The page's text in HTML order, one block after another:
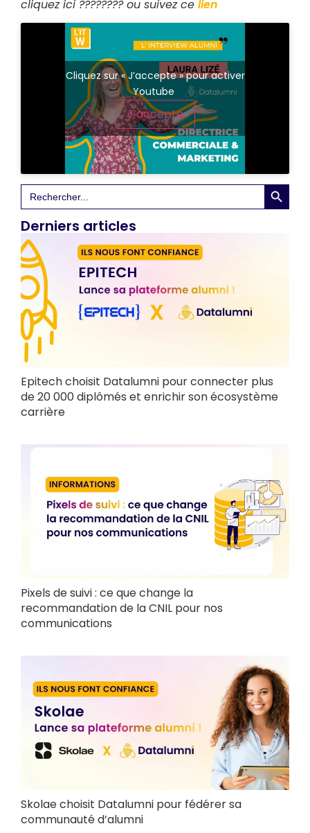
cliquez ici ???????? ou suivez ce lien
Cliquez sur « J’accepte » pour activer
Youtube
J’accepte
Search
for:
Search
Derniers articles
Epitech choisit Datalumni pour connecter plus
de 20 000 diplômés et enrichir son écosystème
carrière
Pixels de suivi : ce que change la
recommandation de la CNIL pour nos
communications
Skolae choisit Datalumni pour fédérer sa
communauté d’alumni